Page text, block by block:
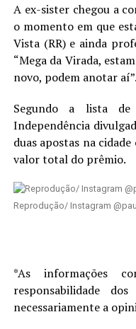
A ex-sister chegou a
o momento em que
Vista (RR) e ainda
“Mega da Virada,
novo, podem anotar aí”.
Segundo a lista de
Independência
duas apostas na cidade
valor total do prêmio.
Reprodução/ Instagram
*As informações
responsabilidade
necessariamente a